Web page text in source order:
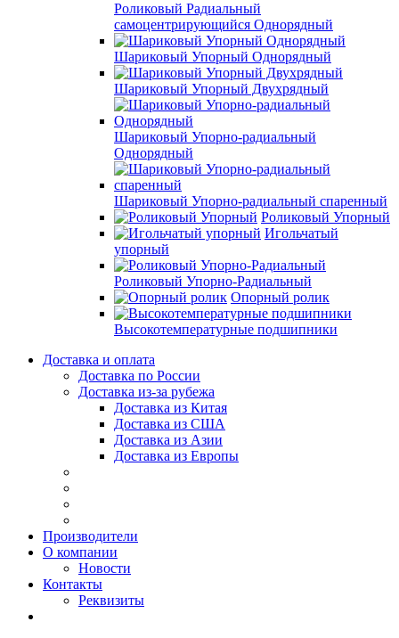
Роликовый Радиальный
самоцентрирующийся Однорядный
Шариковый Упорный Однорядный
Шариковый Упорный Двухрядный
Шариковый Упорно-радиальный
Однорядный
Шариковый Упорно-радиальный спаренный
Роликовый Упорный
Игольчатый
упорный
Роликовый Упорно-Радиальный
Опорный ролик
Высокотемпературные подшипники
Доставка и оплата
Доставка по России
Доставка из-за рубежа
Доставка из Китая
Доставка из США
Доставка из Азии
Доставка из Европы
Производители
О компании
Новости
Контакты
Реквизиты